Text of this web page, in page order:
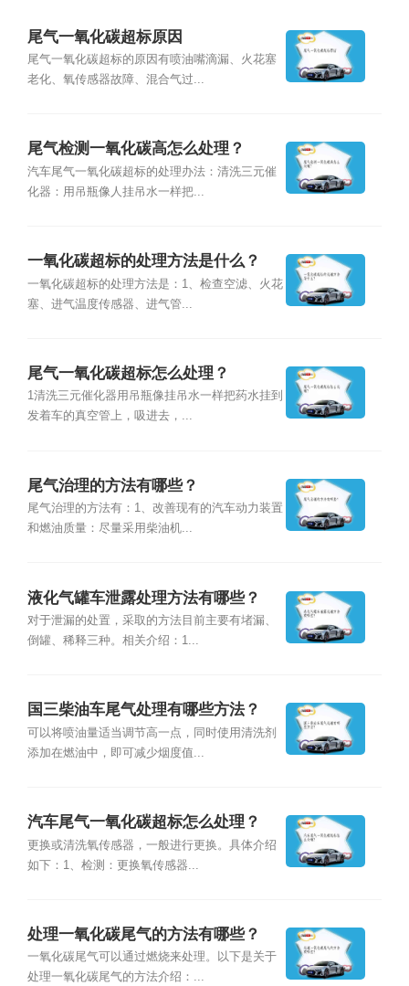
尾气一氧化碳超标原因
尾气一氧化碳超标的原因有喷油嘴滴漏、火花塞
老化、氧传感器故障、混合气过...
尾气检测一氧化碳高怎么处理？
汽车尾气一氧化碳超标的处理办法：清洗三元催
化器：用吊瓶像人挂吊水一样把...
一氧化碳超标的处理方法是什么？
一氧化碳超标的处理方法是：1、检查空滤、火花
塞、进气温度传感器、进气管...
尾气一氧化碳超标怎么处理？
1清洗三元催化器用吊瓶像挂吊水一样把药水挂到
发着车的真空管上，吸进去，...
尾气治理的方法有哪些？
尾气治理的方法有：1、改善现有的汽车动力装置
和燃油质量：尽量采用柴油机...
液化气罐车泄露处理方法有哪些？
对于泄漏的处置，采取的方法目前主要有堵漏、
倒罐、稀释三种。相关介绍：1...
国三柴油车尾气处理有哪些方法？
可以将喷油量适当调节高一点，同时使用清洗剂
添加在燃油中，即可减少烟度值...
汽车尾气一氧化碳超标怎么处理？
更换或清洗氧传感器，一般进行更换。具体介绍
如下：1、检测：更换氧传感器...
处理一氧化碳尾气的方法有哪些？
一氧化碳尾气可以通过燃烧来处理。以下是关于
处理一氧化碳尾气的方法介绍：...